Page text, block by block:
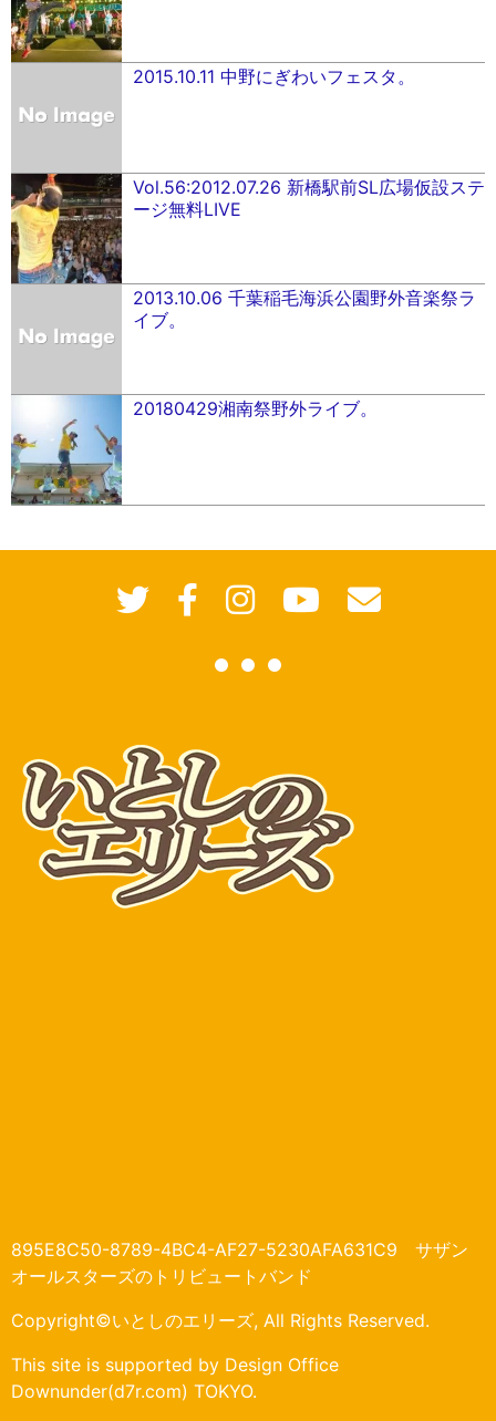
2015.10.11 中野にぎわいフェスタ。
Vol.56:2012.07.26 新橋駅前SL広場仮設ステ
ージ無料LIVE
2013.10.06 千葉稲毛海浜公園野外音楽祭ラ
イブ。
20180429湘南祭野外ライブ。
895E8C50-8789-4BC4-AF27-5230AFA631C9 サザン
オールスターズのトリビュートバンド
Copyright©いとしのエリーズ, All Rights Reserved.
This site is supported by Design Office
Downunder(d7r.com) TOKYO.